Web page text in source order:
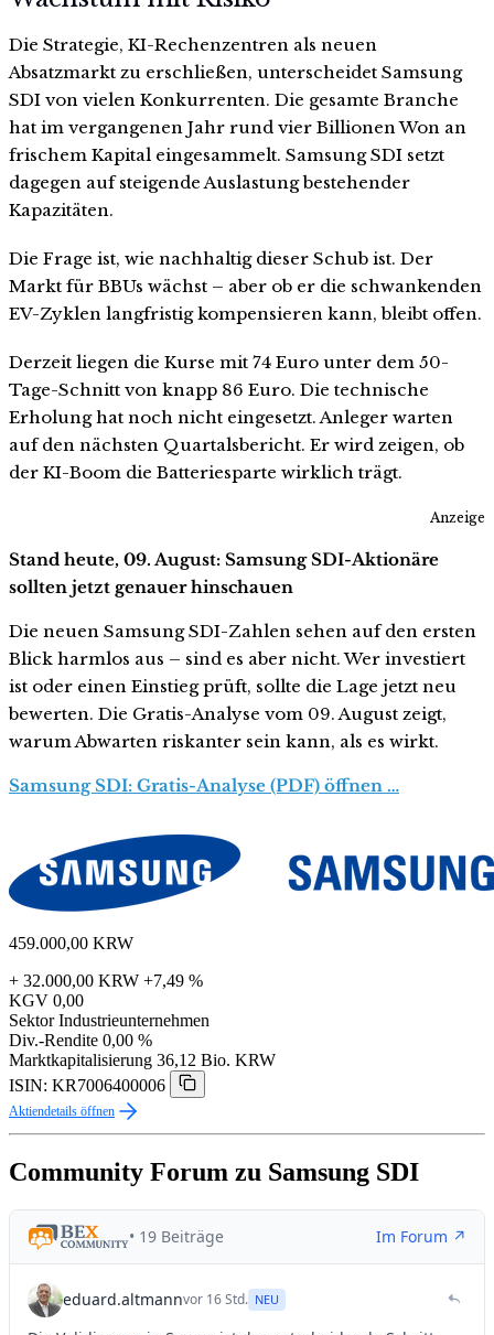
Die Strategie, KI-Rechenzentren als neuen
Absatzmarkt zu erschließen, unterscheidet Samsung
SDI von vielen Konkurrenten. Die gesamte Branche
hat im vergangenen Jahr rund vier Billionen Won an
frischem Kapital eingesammelt. Samsung SDI setzt
dagegen auf steigende Auslastung bestehender
Kapazitäten.
Die Frage ist, wie nachhaltig dieser Schub ist. Der
Markt für BBUs wächst – aber ob er die schwankenden
EV-Zyklen langfristig kompensieren kann, bleibt offen.
Derzeit liegen die Kurse mit 74 Euro unter dem 50-
Tage-Schnitt von knapp 86 Euro. Die technische
Erholung hat noch nicht eingesetzt. Anleger warten
auf den nächsten Quartalsbericht. Er wird zeigen, ob
der KI-Boom die Batteriesparte wirklich trägt.
Anzeige
Stand heute, 09. August: Samsung SDI-Aktionäre
sollten jetzt genauer hinschauen
Die neuen Samsung SDI-Zahlen sehen auf den ersten
Blick harmlos aus – sind es aber nicht. Wer investiert
ist oder einen Einstieg prüft, sollte die Lage jetzt neu
bewerten. Die Gratis-Analyse vom 09. August zeigt,
warum Abwarten riskanter sein kann, als es wirkt.
Samsung SDI: Gratis-Analyse (PDF) öffnen …
459.000,00 KRW
+ 32.000,00 KRW +7,49 %
KGV 0,00
Sektor Industrieunternehmen
Div.-Rendite 0,00 %
Marktkapitalisierung 36,12 Bio. KRW
ISIN: KR7006400006
Aktiendetails öffnen
Community Forum zu Samsung SDI